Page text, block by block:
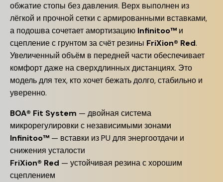
обжатие стопы без давления. Верх выполнен из
лёгкой и прочной сетки с армированными вставками,
а подошва сочетает амортизацию Infinitoo™ и
сцепление с грунтом за счёт резины FriXion® Red.
Увеличенный объём в передней части обеспечивает
комфорт даже на сверхдлинных дистанциях. Это
модель для тех, кто хочет бежать долго, стабильно и
уверенно.
BOA® Fit System — двойная система
микрорегулировки с независимыми зонами
Infinitoo™ — вставки из PU для энергоотдачи и
снижения усталости
FriXion® Red — устойчивая резина с хорошим
сцеплением